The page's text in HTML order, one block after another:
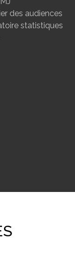
des audiences
statistiques